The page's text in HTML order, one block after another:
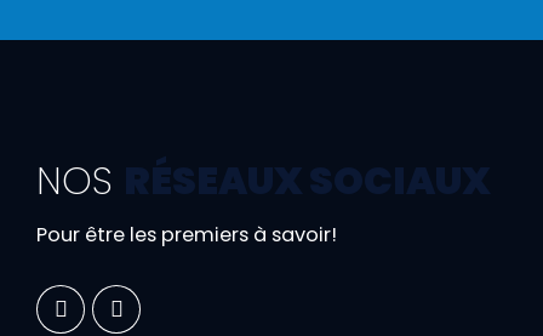
NOS RÉSEAUX SOCIAUX
Pour être les premiers à savoir!